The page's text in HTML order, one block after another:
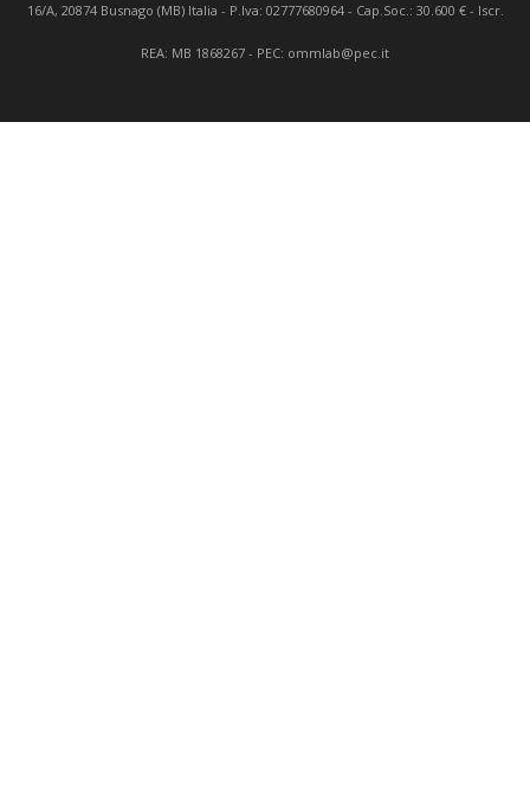
16/A, 20874 Busnago (MB) Italia - P.Iva: 02777680964 - Cap.Soc.: 30.600 € - Iscr.
REA: MB 1868267 - PEC: ommlab@pec.it